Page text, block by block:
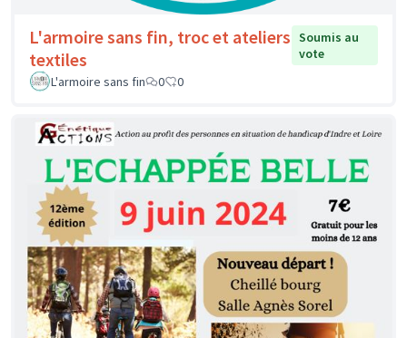
L'armoire sans fin, troc et ateliers
textiles
Soumis au
vote
L'armoire sans fin
0 0